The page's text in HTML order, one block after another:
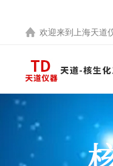
欢迎来到 上海天道